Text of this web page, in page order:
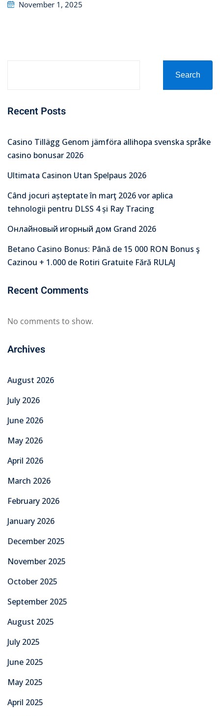
Posted
November 1, 2025
Search
Recent Posts
Casino Tillägg Genom jämföra allihopa svenska språke
casino bonusar 2026
Ultimata Casinon Utan Spelpaus 2026
Când jocuri așteptate în marţ 2026 vor aplica
tehnologii pentru DLSS 4 și Ray Tracing
Онлайновый игорный дом Grand 2026
Betano Casino Bonus: Până de 15 000 RON Bonus ş
Cazinou + 1.000 de Rotiri Gratuite Fără RULAJ
Recent Comments
No comments to show.
Archives
August 2026
July 2026
June 2026
May 2026
April 2026
March 2026
February 2026
January 2026
December 2025
November 2025
October 2025
September 2025
August 2025
July 2025
June 2025
May 2025
April 2025